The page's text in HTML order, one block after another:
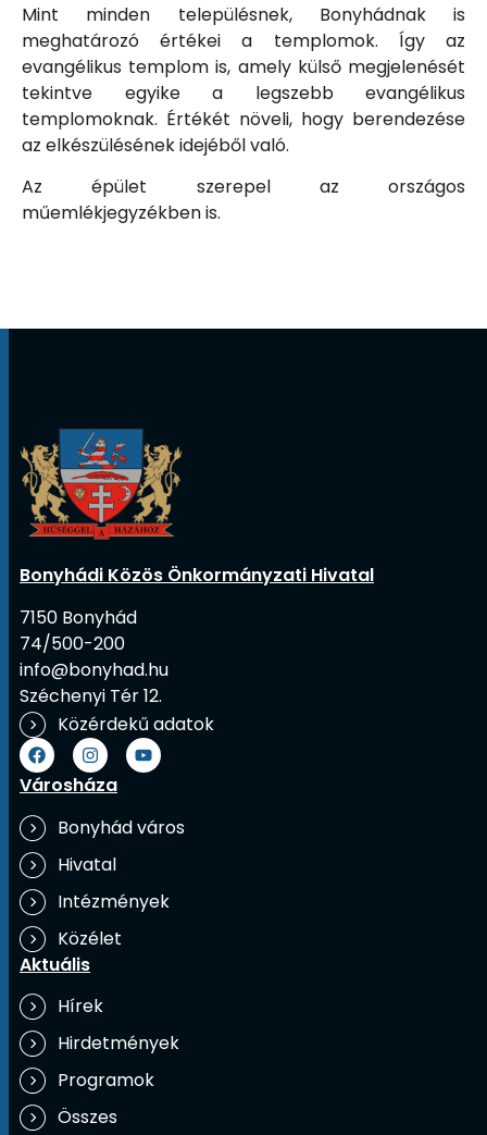
Mint minden településnek, Bonyhádnak is
meghatározó értékei a templomok. Így az
evangélikus templom is, amely külső megjelenését
tekintve egyike a legszebb evangélikus
templomoknak. Értékét növeli, hogy berendezése
az elkészülésének idejéből való.
Az épület szerepel az országos
műemlékjegyzékben is.
Bonyhádi Közös Önkormányzati Hivatal
7150 Bonyhád
74/500-200
info@bonyhad.hu
Széchenyi Tér 12.
Közérdekű adatok
Városháza
Bonyhád város
Hivatal
Intézmények
Közélet
Aktuális
Hírek
Hirdetmények
Programok
Összes